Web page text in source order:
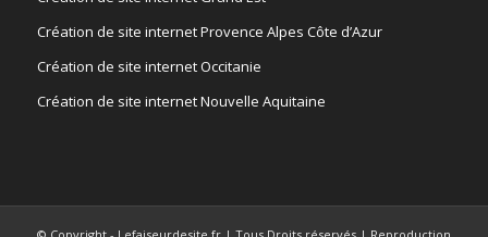
Création de site internet Provence Alpes Côte d’Azur
Création de site internet Occitanie
Création de site internet Nouvelle Aquitaine